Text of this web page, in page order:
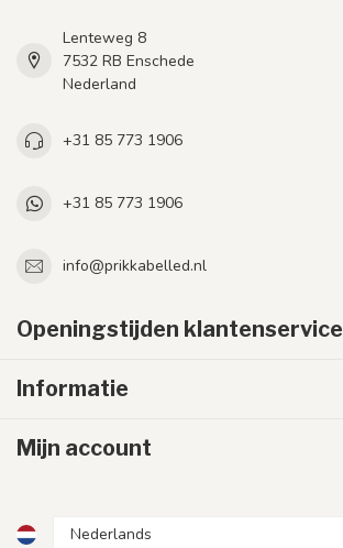
Lenteweg 8
7532 RB Enschede
Nederland
+31 85 773 1906
+31 85 773 1906
info@prikkabelled.nl
Openingstijden klantenservice
Informatie
Mijn account